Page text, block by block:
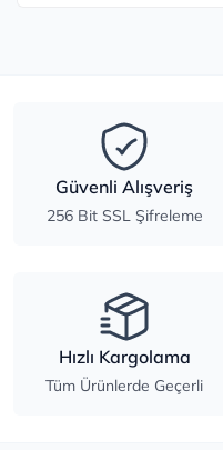
Güvenli Alışveriş
256 Bit SSL Şifreleme
Hızlı Kargolama
Tüm Ürünlerde Geçerli